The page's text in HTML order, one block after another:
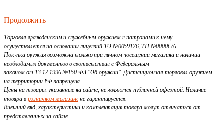
Продолжить
Торговля гражданским и служебным оружием и патронами к нему
осуществляется на основании лицензий ТО №0059176, ТП №0000676.
Покупка оружия возможна только при личном посещении магазина и наличии
необходимых документов в соответствии с Федеральным
законом от 13.12.1996 №150-ФЗ "Об оружии". Дистанционная торговля оружием
на территории РФ запрещена.
Цены на товары, указанные на сайте, не являются публичной офертой. Наличие
товара в розничном магазине не гарантируется.
Внешний вид, характеристики и комплектация товара могут отличаться от
представленных на сайте.